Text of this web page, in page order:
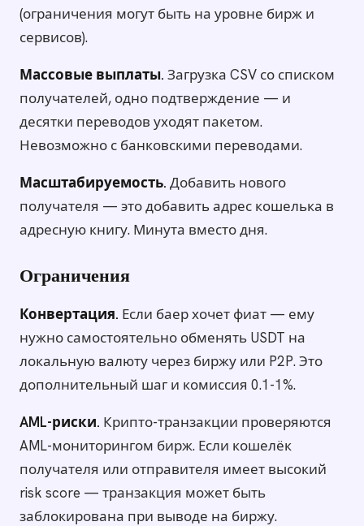
(ограничения могут быть на уровне бирж и
сервисов).
Массовые выплаты. Загрузка CSV со списком
получателей, одно подтверждение — и
десятки переводов уходят пакетом.
Невозможно с банковскими переводами.
Масштабируемость. Добавить нового
получателя — это добавить адрес кошелька в
адресную книгу. Минута вместо дня.
Ограничения
Конвертация. Если баер хочет фиат — ему
нужно самостоятельно обменять USDT на
локальную валюту через биржу или P2P. Это
дополнительный шаг и комиссия 0.1-1%.
AML-риски. Крипто-транзакции проверяются
AML-мониторингом бирж. Если кошелёк
получателя или отправителя имеет высокий
risk score — транзакция может быть
заблокирована при выводе на биржу.